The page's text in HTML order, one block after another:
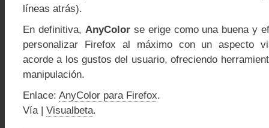
líneas atrás).
En definitiva, AnyColorse erige como una buena y
personalizar Firefox al máximo con un aspecto
acorde a los gustos del usuario, ofreciendo
manipulación.
Enlace: AnyColor para Firefox.
Vía | Visualbeta.